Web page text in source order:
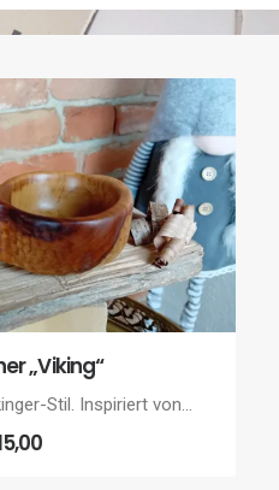
„Viking“
Stil. Inspiriert von…